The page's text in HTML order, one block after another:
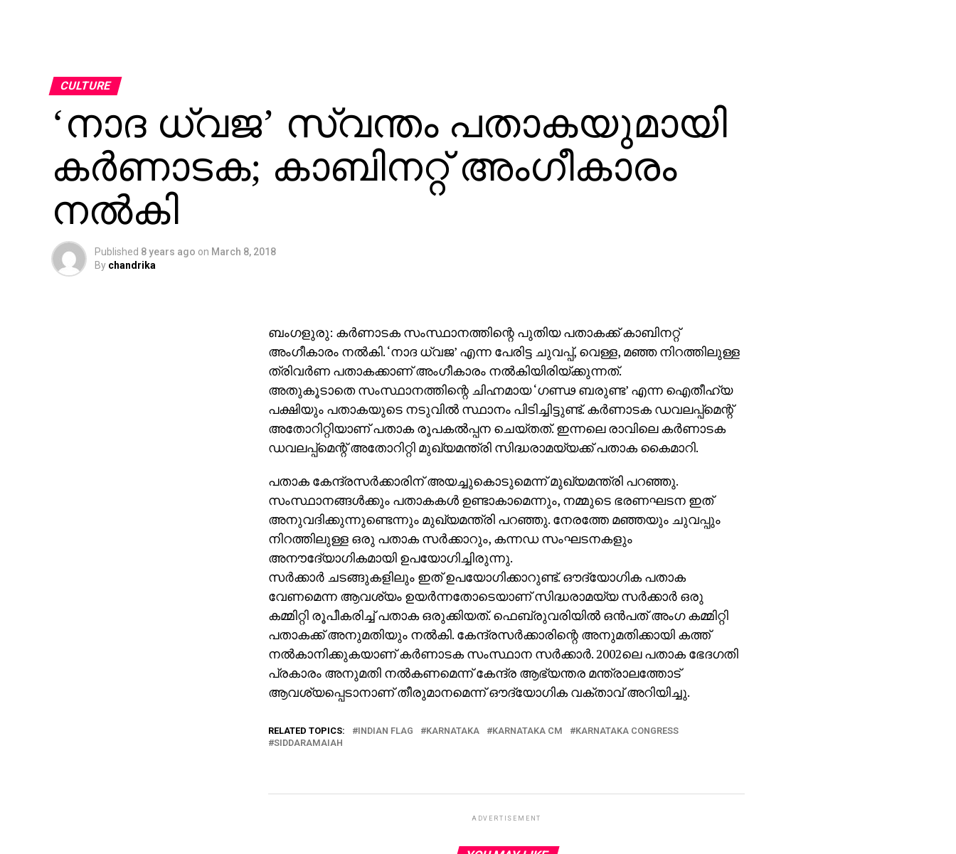
CULTURE
‘നാദ ധ്വജ’ സ്വന്തം പതാകയുമായി
കര്‍ണാടക; കാബിനറ്റ് അംഗീകാരം
നല്‍കി
Published 8 years ago on March 8, 2018
By chandrika
ബംഗളുരു: കര്‍ണാടക സംസ്ഥാനത്തിന്റെ പുതിയ പതാകക്ക് കാബിനറ്റ്
അംഗീകാരം നല്‍കി. ‘നാദ ധ്വജ’ എന്ന പേരിട്ട ചുവപ്പ്, വെള്ള, മഞ്ഞ നിറത്തിലുള്ള
ത്രിവര്‍ണ പതാകക്കാണ് അംഗീകാരം നല്‍കിയിരിയ്ക്കുന്നത്.
അതുകൂടാതെ സംസ്ഥാനത്തിന്റെ ചിഹ്നമായ ‘ഗണ്ഢ ബരുണ്ട’ എന്ന ഐതീഹ്യ
പക്ഷിയും പതാകയുടെ നടുവില്‍ സ്ഥാനം പിടിച്ചിട്ടുണ്ട്. കര്‍ണാടക ഡവലപ്പ്‌മെന്റ്
അതോറിറ്റിയാണ് പതാക രൂപകല്‍പ്പന ചെയ്തത്. ഇന്നലെ രാവിലെ കര്‍ണാടക
ഡവലപ്പ്‌മെന്റ് അതോറിറ്റി മുഖ്യമന്ത്രി സിദ്ധരാമയ്യക്ക് പതാക കൈമാറി.
പതാക കേന്ദ്രസര്‍ക്കാരിന് അയച്ചുകൊടുമെന്ന് മുഖ്യമന്ത്രി പറഞ്ഞു.
സംസ്ഥാനങ്ങള്‍ക്കും പതാകകള്‍ ഉണ്ടാകാമെന്നും, നമ്മുടെ ഭരണഘടന ഇത്
അനുവദിക്കുന്നുണ്ടെന്നും മുഖ്യമന്ത്രി പറഞ്ഞു. നേരത്തേ മഞ്ഞയും ചുവപ്പും
നിറത്തിലുള്ള ഒരു പതാക സര്‍ക്കാറും, കന്നഡ സംഘടനകളും
അനൗദേ്യാഗികമായി ഉപയോഗിച്ചിരുന്നു.
സര്‍ക്കാര്‍ ചടങ്ങുകളിലും ഇത് ഉപയോഗിക്കാറുണ്ട്. ഔദ്യോഗിക പതാക
വേണമെന്ന ആവശ്യം ഉയര്‍ന്നതോടെയാണ് സിദ്ധരാമയ്യ സര്‍ക്കാര്‍ ഒരു
കമ്മിറ്റി രൂപീകരിച്ച് പതാക ഒരുക്കിയത്. ഫെബ്രുവരിയില്‍ ഒന്‍പത് അംഗ കമ്മിറ്റി
പതാകക്ക് അനുമതിയും നല്‍കി. കേന്ദ്രസര്‍ക്കാരിന്റെ അനുമതിക്കായി കത്ത്
നല്‍കാനിക്കുകയാണ് കര്‍ണാടക സംസ്ഥാന സര്‍ക്കാര്‍. 2002ലെ പതാക ഭേദഗതി
പ്രകാരം അനുമതി നല്‍കണമെന്ന് കേന്ദ്ര ആഭ്യന്തര മന്ത്രാലത്തോട്
ആവശ്യപ്പെടാനാണ് തീരുമാനമെന്ന് ഔദ്യോഗിക വക്താവ് അറിയിച്ചു.
RELATED TOPICS: INDIAN FLAG KARNATAKA KARNATAKA CM
KARNATAKA CONGRESS
SIDDARAMAIAH
ADVERTISEMENT